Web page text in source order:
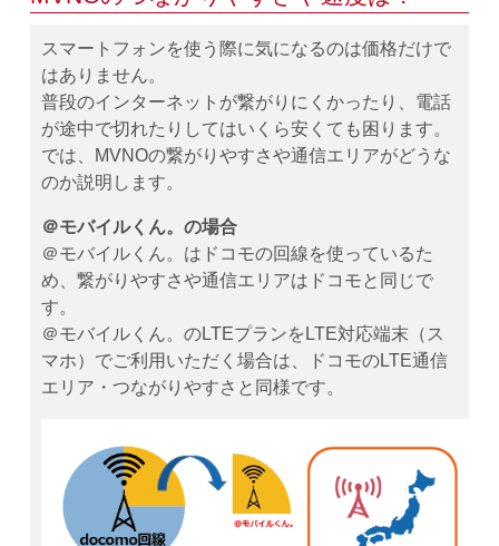
スマートフォンを使う際に気になるのは価格だけで
はありません。
普段のインターネットが繋がりにくかったり、電話
が途中で切れたりしてはいくら安くても困ります。
では、MVNOの繋がりやすさや通信エリアがどうな
のか説明します。
＠モバイルくん。の場合
＠モバイルくん。はドコモの回線を使っているた
め、繋がりやすさや通信エリアはドコモと同じで
す。
＠モバイルくん。のLTEプランをLTE対応端末（ス
マホ）でご利用いただく場合は、ドコモのLTE通信
エリア・つながりやすさと同様です。